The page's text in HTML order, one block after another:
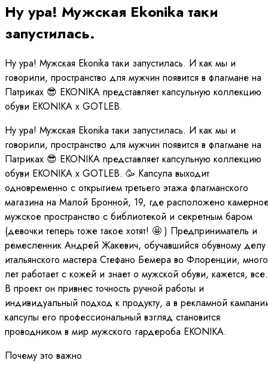
Ну ура! Мужская Ekonika таки
запустилась.
Ну ура! Мужская Ekonika таки запустилась. И как мы и
говорили, пространство для мужчин появится в флагмане на
Патриках 😎 EKONIKA представляет капсульную коллекцию
обуви EKONIKA x GOTLEB.
Ну ура! Мужская Ekonika таки запустилась. И как мы и
говорили, пространство для мужчин появится в флагмане на
Патриках 😎 EKONIKA представляет капсульную коллекцию
обуви EKONIKA x GOTLEB. 🥳 Капсула выходит
одновременно с открытием третьего этажа флагманского
магазина на Малой Бронной, 19, где расположено
мужское пространство с библиотекой и секретным баром
(девочки теперь тоже такое хотят! 🤩 ) Предприниматель и
ремесленник Андрей Жакевич, обучавшийся обувному делу
итальянского мастера Стефано Бемера во Флоренции, много
лет работает с кожей и знает о мужской обуви, кажется, все.
В проект он привнес точность ручной работы и
индивидуальный подход к продукту, а в рекламной
капсулы его профессиональный взгляд становится
проводником в мир мужского гардероба EKONIKA.
Почему это важно